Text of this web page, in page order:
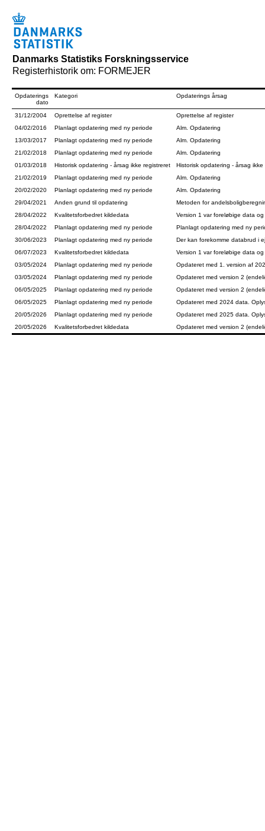
Danmarks Statistiks Forskningsservice
Registerhistorik om: FORMEJER
Opdaterings
dato
Kategori Opdaterings årsag
31/12/2004 Oprettelse af register
Oprettelse af register
04/02/2016
Planlagt opdatering med ny periode
Alm. Opdatering
13/03/2017
Planlagt opdatering med ny periode
Alm. Opdatering
21/02/2018
Planlagt opdatering med ny periode
Alm. Opdatering
01/03/2018
Historisk opdatering - årsag ikke registreret
Historisk opdatering - årsag ikke
21/02/2019
Planlagt opdatering med ny periode
Alm. Opdatering
20/02/2020
Planlagt opdatering med ny periode
Alm. Opdatering
29/04/2021
Anden grund til opdatering
Metoden for
28/04/2022
Kvalitetsforbedret kildedata
Version 1 var foreløbige data
28/04/2022
Planlagt opdatering med ny periode
Planlagt opdatering med ny
30/06/2023
Planlagt opdatering med ny periode
Der kan forekomme databrud i
06/07/2023
Kvalitetsforbedret kildedata
Version 1 var foreløbige data
03/05/2024
Planlagt opdatering med ny periode
Opdateret med 1. version af
03/05/2024
Planlagt opdatering med ny periode
Opdateret med version 2
06/05/2025
Planlagt opdatering med ny periode
Opdateret med version 2
06/05/2025
Planlagt opdatering med ny periode
Opdateret med 2024 data.
20/05/2026
Planlagt opdatering med ny periode
Opdateret med 2025 data.
20/05/2026
Kvalitetsforbedret kildedata Opdateret med version 2